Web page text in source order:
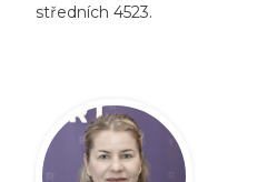
středních 4523.